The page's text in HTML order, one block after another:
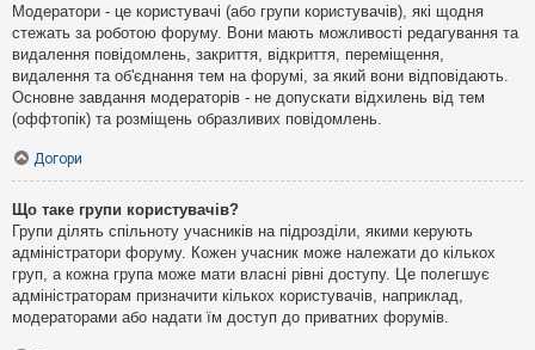
Модератори - це користувачі (або групи користувачів), які щодня
стежать за роботою форуму. Вони мають можливості редагування та
видалення повідомлень, закриття, відкриття, переміщення,
видалення та об'єднання тем на форумі, за який вони відповідають.
Основне завдання модераторів - не допускати відхилень від тем
(оффтопік) та розміщень образливих повідомлень.
Догори
Що таке групи користувачів?
Групи ділять спільноту учасників на підрозділи, якими керують
адміністратори форуму. Кожен учасник може належати до кількох
груп, а кожна група може мати власні рівні доступу. Це полегшує
адміністраторам призначити кількох користувачів, наприклад,
модераторами або надати їм доступ до приватних форумів.